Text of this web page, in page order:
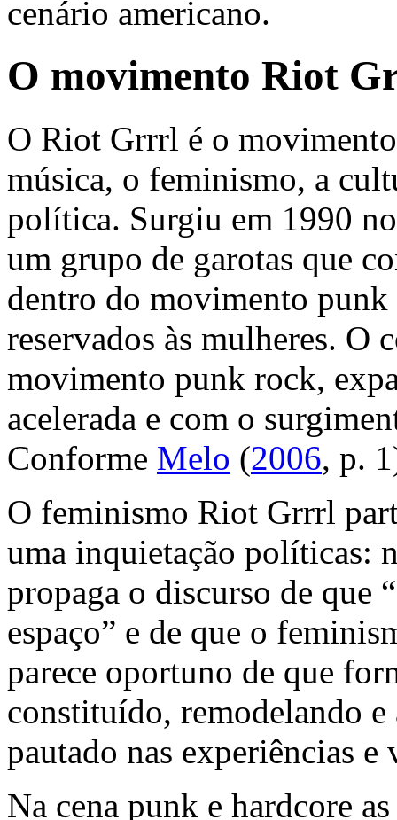
cenário americano.
O movimento Riot
O Riot Grrrl é o
música, o feminismo, a
política. Surgiu em 1990
um grupo de garotas que
dentro do movimento punk
reservados às mulheres. O
movimento punk rock,
acelerada e com o
Conforme Melo (2006, p.
O feminismo Riot Grrrl
uma inquietação políticas:
propaga o discurso de que
espaço” e de que o
parece oportuno de que
constituído, remodelando
pautado nas experiências
Na cena punk e hardcore